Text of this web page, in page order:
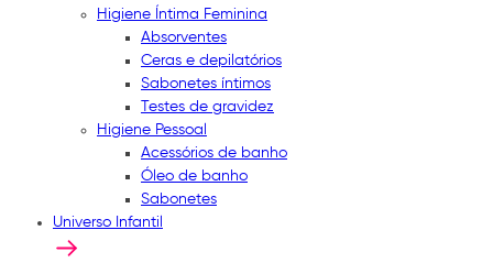
Higiene Íntima Feminina
Absorventes
Ceras e depilatórios
Sabonetes íntimos
Testes de gravidez
Higiene Pessoal
Acessórios de banho
Óleo de banho
Sabonetes
Universo Infantil